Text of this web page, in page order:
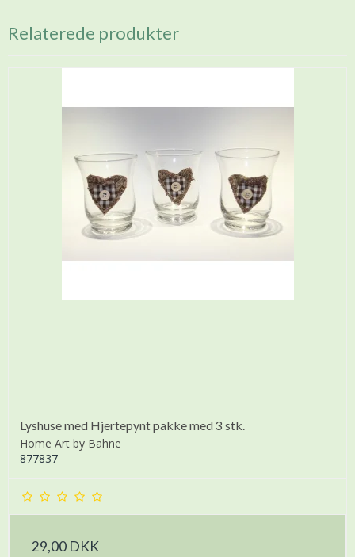
Relaterede produkter
Lyshuse med Hjertepynt pakke med 3 stk.
Home Art by Bahne
877837
29,00 DKK